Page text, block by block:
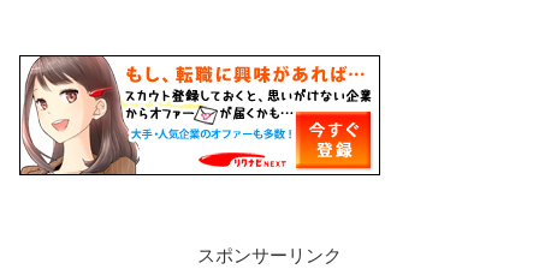
スポンサーリンク